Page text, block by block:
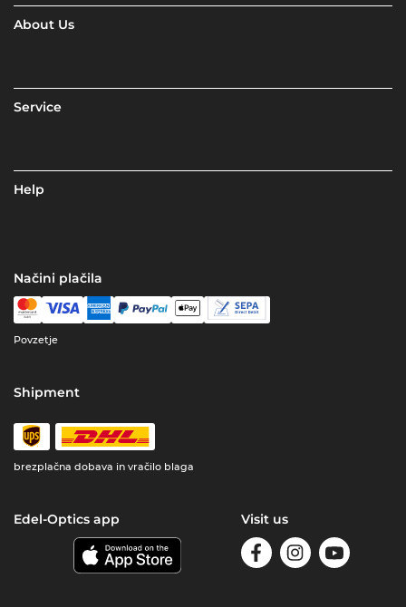
About Us
Service
Help
Načini plačila
Povzetje
Shipment
brezplačna dobava in vračilo blaga
Edel-Optics app Visit us